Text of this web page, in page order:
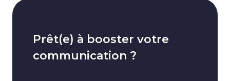
Prêt(e) à booster votre
communication ?